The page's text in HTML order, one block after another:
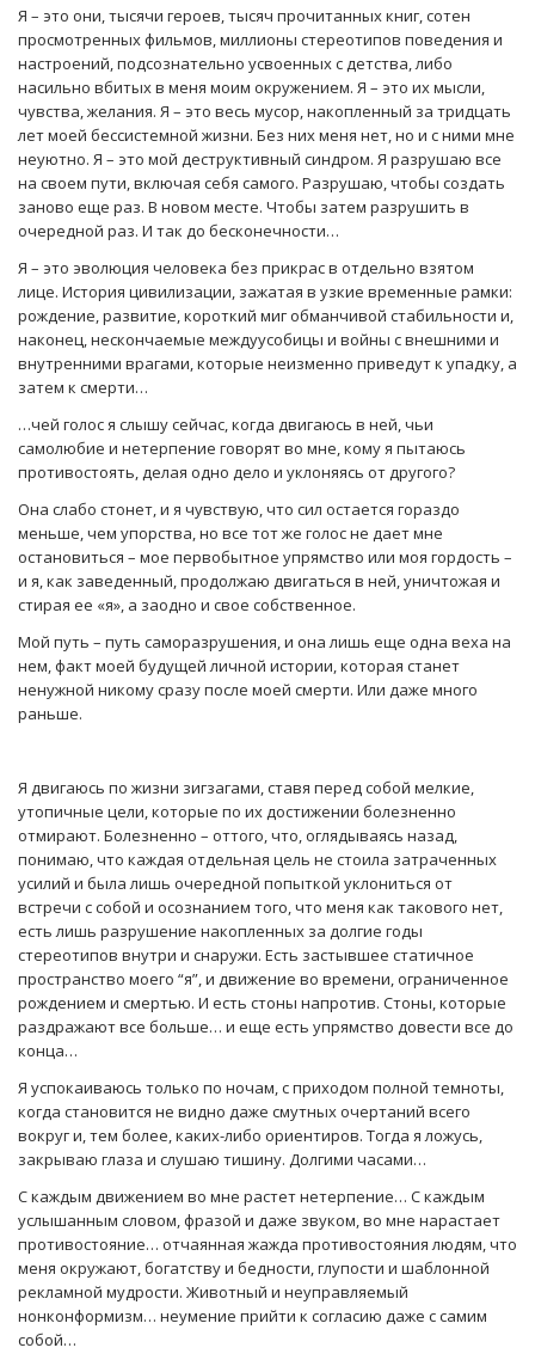
Я – это они, тысячи героев, тысяч прочитанных книг, сотен
просмотренных фильмов, миллионы стереотипов поведения и
настроений, подсознательно усвоенных с детства, либо
насильно вбитых в меня моим окружением. Я – это их мысли,
чувства, желания. Я – это весь мусор, накопленный за тридцать
лет моей бессистемной жизни. Без них меня нет, но и с ними мне
неуютно. Я – это мой деструктивный синдром. Я разрушаю все
на своем пути, включая себя самого. Разрушаю, чтобы создать
заново еще раз. В новом месте. Чтобы затем разрушить в
очередной раз. И так до бесконечности…
Я – это эволюция человека без прикрас в отдельно взятом
лице. История цивилизации, зажатая в узкие временные рамки:
рождение, развитие, короткий миг обманчивой стабильности и,
наконец, нескончаемые междуусобицы и войны с внешними и
внутренними врагами, которые неизменно приведут к упадку, а
затем к смерти…
…чей голос я слышу сейчас, когда двигаюсь в ней, чьи
самолюбие и нетерпение говорят во мне, кому я пытаюсь
противостоять, делая одно дело и уклоняясь от другого?
Она слабо стонет, и я чувствую, что сил остается гораздо
меньше, чем упорства, но все тот же голос не дает мне
остановиться – мое первобытное упрямство или моя гордость –
и я, как заведенный, продолжаю двигаться в ней, уничтожая и
стирая ее «я», а заодно и свое собственное.
Мой путь – путь саморазрушения, и она лишь еще одна веха на
нем, факт моей будущей личной истории, которая станет
ненужной никому сразу после моей смерти. Или даже много
раньше.
Я двигаюсь по жизни зигзагами, ставя перед собой мелкие,
утопичные цели, которые по их достижении болезненно
отмирают. Болезненно – оттого, что, оглядываясь назад,
понимаю, что каждая отдельная цель не стоила затраченных
усилий и была лишь очередной попыткой уклониться от
встречи с собой и осознанием того, что меня как такового нет,
есть лишь разрушение накопленных за долгие годы
стереотипов внутри и снаружи. Есть застывшее статичное
пространство моего “я”, и движение во времени, ограниченное
рождением и смертью. И есть стоны напротив. Стоны, которые
раздражают все больше… и еще есть упрямство довести все до
конца…
Я успокаиваюсь только по ночам, с приходом полной темноты,
когда становится не видно даже смутных очертаний всего
вокруг и, тем более, каких-либо ориентиров. Тогда я ложусь,
закрываю глаза и слушаю тишину. Долгими часами…
С каждым движением во мне растет нетерпение… С каждым
услышанным словом, фразой и даже звуком, во мне нарастает
противостояние… отчаянная жажда противостояния людям, что
меня окружают, богатству и бедности, глупости и шаблонной
рекламной мудрости. Животный и неуправляемый
нонконформизм… неумение прийти к согласию даже с самим
собой…